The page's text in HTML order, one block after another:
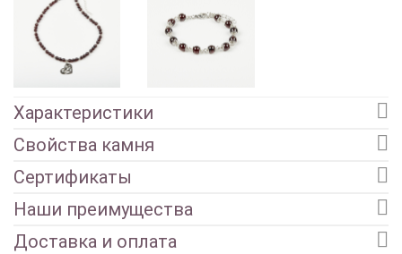
Характеристики
Свойства камня
Сертификаты
Наши преимущества
Доставка и оплата